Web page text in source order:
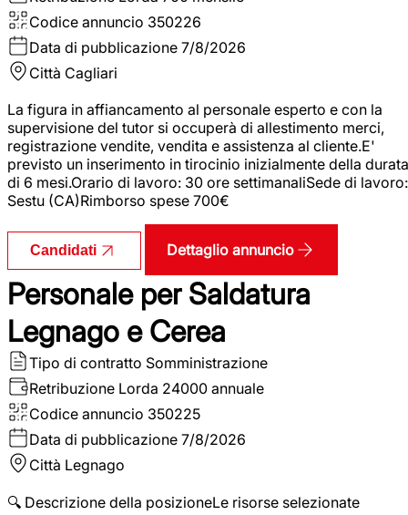
Codice annuncio 350226
Data di pubblicazione 7/8/2026
Città Cagliari
La figura in affiancamento al personale esperto e con la
supervisione del tutor si occuperà di allestimento merci,
registrazione vendite, vendita e assistenza al cliente.E'
previsto un inserimento in tirocinio inizialmente della durata
di 6 mesi.Orario di lavoro: 30 ore settimanaliSede di lavoro:
Sestu (CA)Rimborso spese 700€
Candidati Dettaglio annuncio
Personale per Saldatura
Legnago e Cerea
Tipo di contratto Somministrazione
Retribuzione Lorda 24000 annuale
Codice annuncio 350225
Data di pubblicazione 7/8/2026
Città Legnago
🔍 Descrizione della posizioneLe risorse selezionate